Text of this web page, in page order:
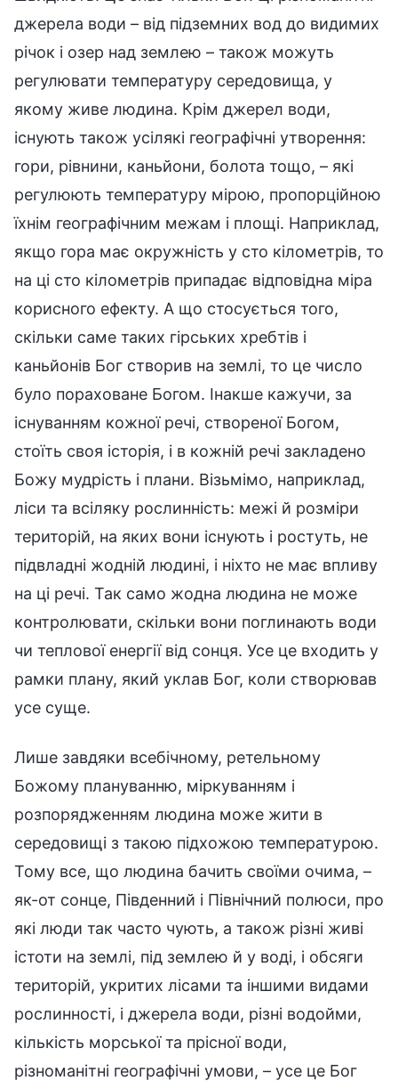
джерела води – від підземних вод до видимих
річок і озер над землею – також можуть
регулювати температуру середовища, у
якому живе людина. Крім джерел води,
існують також усілякі географічні утворення:
гори, рівнини, каньйони, болота тощо, – які
регулюють температуру мірою, пропорційною
їхнім географічним межам і площі. Наприклад,
якщо гора має окружність у сто кілометрів, то
на ці сто кілометрів припадає відповідна міра
корисного ефекту. А що стосується того,
скільки саме таких гірських хребтів і
каньйонів Бог створив на землі, то це число
було пораховане Богом. Інакше кажучи, за
існуванням кожної речі, створеної Богом,
стоїть своя історія, і в кожній речі закладено
Божу мудрість і плани. Візьмімо, наприклад,
ліси та всіляку рослинність: межі й розміри
територій, на яких вони існують і ростуть, не
підвладні жодній людині, і ніхто не має впливу
на ці речі. Так само жодна людина не може
контролювати, скільки вони поглинають води
чи теплової енергії від сонця. Усе це входить у
рамки плану, який уклав Бог, коли створював
усе суще.
Лише завдяки всебічному, ретельному
Божому плануванню, міркуванням і
розпорядженням людина може жити в
середовищі з такою підхожою температурою.
Тому все, що людина бачить своїми очима, –
як-от сонце, Південний і Північний полюси, про
які люди так часто чують, а також різні живі
істоти на землі, під землею й у воді, і обсяги
територій, укритих лісами та іншими видами
рослинності, і джерела води, різні водойми,
кількість морської та прісної води,
різноманітні географічні умови, – усе це Бог